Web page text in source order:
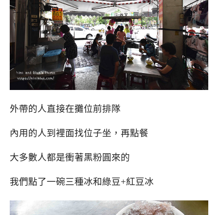
外帶的人直接在攤位前排隊
內用的人到裡面找位子坐，再點餐
大多數人都是衝著黑粉圓來的
我們點了一碗三種冰和綠豆+紅豆冰